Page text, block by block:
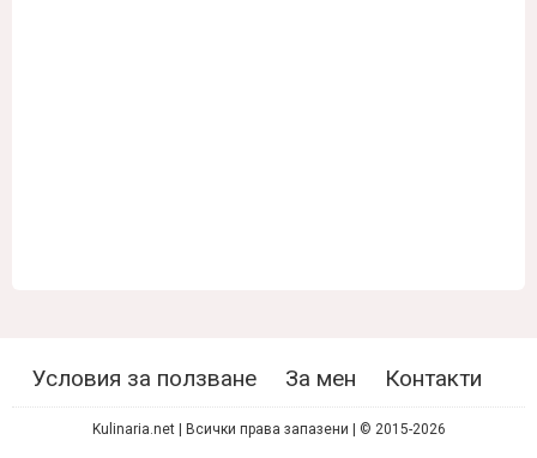
Условия за ползване За мен Контакти
Kulinaria.net | Всички права запазени | © 2015-2026